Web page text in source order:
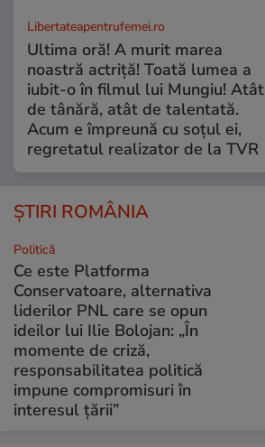
Libertateapentrufemei.ro
Ultima oră! A murit marea
noastră actriță! Toată lumea a
iubit-o în filmul lui Mungiu! Atât
de tânără, atât de talentată.
Acum e împreună cu soțul ei,
regretatul realizator de la TVR
ȘTIRI ROMÂNIA
Politică
Ce este Platforma
Conservatoare, alternativa
liderilor PNL care se opun
ideilor lui Ilie Bolojan: „În
momente de criză,
responsabilitatea politică
impune compromisuri în
interesul țării”